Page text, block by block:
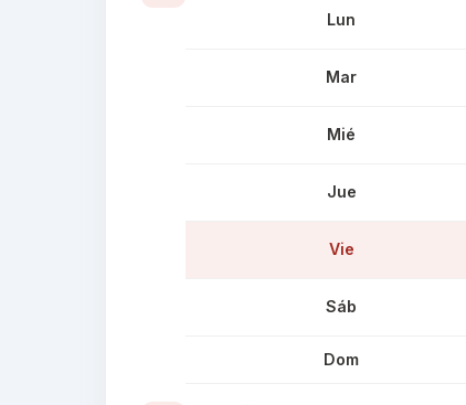
Lun
Mar
Mié
Jue
Vie
Sáb
Dom